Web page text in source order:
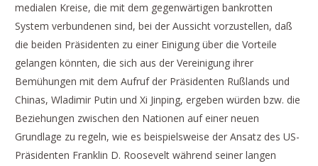
medialen Kreise, die mit dem gegenwärtigen bankrotten
System verbundenen sind, bei der Aussicht vorzustellen, daß
die beiden Präsidenten zu einer Einigung über die Vorteile
gelangen könnten, die sich aus der Vereinigung ihrer
Bemühungen mit dem Aufruf der Präsidenten Rußlands und
Chinas, Wladimir Putin und Xi Jinping, ergeben würden bzw. die
Beziehungen zwischen den Nationen auf einer neuen
Grundlage zu regeln, wie es beispielsweise der Ansatz des US-
Präsidenten Franklin D. Roosevelt während seiner langen